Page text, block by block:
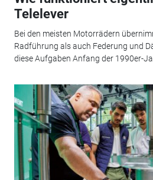
Telelever
Bei den meisten Motorrädern
Radführung als auch Federung und
diese Aufgaben Anfang der 1990er-